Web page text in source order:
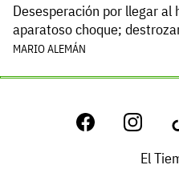
Desesperación por llegar al
aparatoso choque;
MARIO ALEMÁN
El